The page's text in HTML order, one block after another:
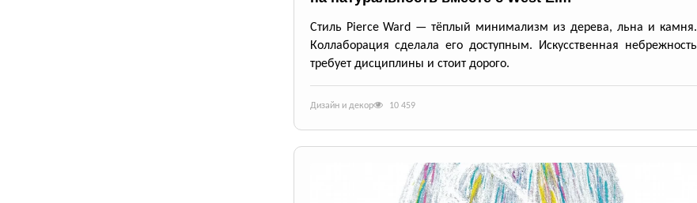
Стиль Pierce Ward — тёплый минимализм из дерева, льна и камня.
Коллаборация сделала его доступным. Искусственная небрежность
требует дисциплины и стоит дорого.
Дизайн и декор 10 459